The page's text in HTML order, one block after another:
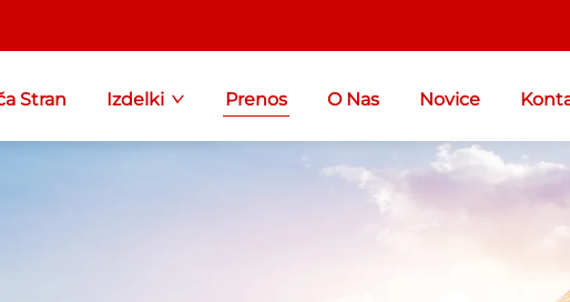
Stran Izdelki Prenos O Nas Novice